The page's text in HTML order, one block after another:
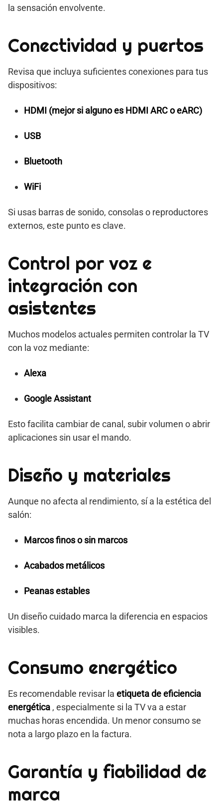
la sensación envolvente.
Conectividad y puertos
Revisa que incluya suficientes conexiones para tus
dispositivos:
HDMI (mejor si alguno es HDMI ARC o eARC)
USB
Bluetooth
WiFi
Si usas barras de sonido, consolas o reproductores
externos, este punto es clave.
Control por voz e
integración con
asistentes
Muchos modelos actuales permiten controlar la TV
con la voz mediante:
Alexa
Google Assistant
Esto facilita cambiar de canal, subir volumen o abrir
aplicaciones sin usar el mando.
Diseño y materiales
Aunque no afecta al rendimiento, sí a la estética del
salón:
Marcos finos o sin marcos
Acabados metálicos
Peanas estables
Un diseño cuidado marca la diferencia en espacios
visibles.
Consumo energético
Es recomendable revisar la etiqueta de eficiencia
energética , especialmente si la TV va a estar
muchas horas encendida. Un menor consumo se
nota a largo plazo en la factura.
Garantía y fiabilidad de
marca